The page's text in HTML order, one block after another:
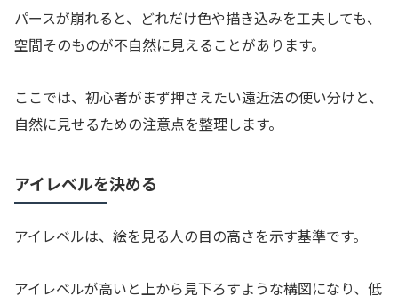
パースが崩れると、どれだけ色や描き込みを工夫しても、
空間そのものが不自然に見えることがあります。
ここでは、初心者がまず押さえたい遠近法の使い分けと、
自然に見せるための注意点を整理します。
アイレベルを決める
アイレベルは、絵を見る人の目の高さを示す基準です。
アイレベルが高いと上から見下ろすような構図になり、低